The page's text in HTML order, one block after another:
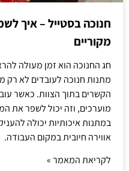
חנוכה בסטייל – איך
מקוריים
חג החנוכה הוא זמן מעולה
מתנות חנוכה לעובדים לא
הקשרים בתוך הצוות. כאשר
מוערכים, וזה יכול לשפר את
במתנות איכותיות יכולה
אווירה חיובית במקום העבודה.
לקריאת המאמר »